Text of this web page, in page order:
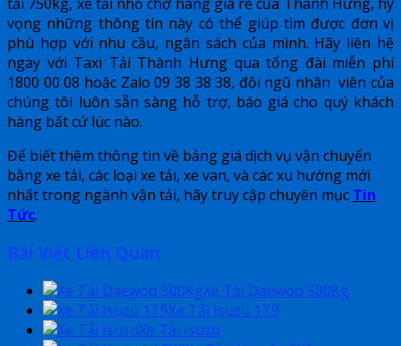
tải 750kg, xe tải nhỏ chở hàng giá rẻ của Thành Hưng, hy
vọng những thông tin này có thể giúp tìm được đơn vị
phù hợp với nhu cầu, ngân sách của mình. Hãy liên hệ
ngay với Taxi Tải Thành Hưng qua tổng đài miễn phí
1800 00 08 hoặc Zalo 09 38 38 38, đội ngũ nhân viên của
chúng tôi luôn sẵn sàng hỗ trợ, báo giá cho quý khách
hàng bất cứ lúc nào.
Để biết thêm thông tin về bảng giá dịch vụ vận chuyển
bằng xe tải, các loại xe tải, xe van, và các xu hướng mới
nhất trong ngành vận tải, hãy truy cập chuyên mục Tin
Tức.
Bài Viết Liên Quan
Xe Tải Daewoo 500Kg
Xe Tải Isuzu 1T9
Xe Tải Isuzu